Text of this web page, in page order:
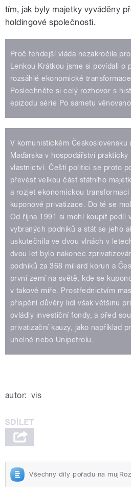
tím, jak byly majetky vyváděny
holdingové společnosti.
Proč tehdejší vláda nezakročila
Lenkou Krátkou jsme si povídali o
rozsáhlé ekonomické
Poslechněte si celý rozhovor s
epizodu série Po sametu
V komunistickém Československu
Maďarska v hospodářství
vlastnictví. Čeští politici se proto
převést velkou část státního
a rozjet ekonomickou
kuponové privatizace. Do té se
Od října 1991 si mohl koupit podíl
vybraných podniků a stát se jeho
uskutečnila ve dvou vlnách v
dvou let bylo nakonec
podniků za 368 miliard korun a
první zemí na světě, kde se
v takové míře. Prostřednictvím
přispění důvěry lidí však většinu
ovládly investiční fondy, a před
privatizační kauzy, jako například
uhelné nebo Unipetrolu.
autor: vis
Všechny díly pořadu na